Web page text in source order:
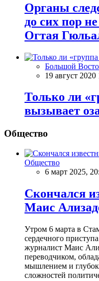
Органы
до сих пор
Огтая
Большой
19 август 2020
Только ли
вызывает
Общество
Общество
6 март 2025,
Скончался
Маис
Утром 6 марта в
сердечного
журналист Маис
переводчиком,
мышлением и
сложностей